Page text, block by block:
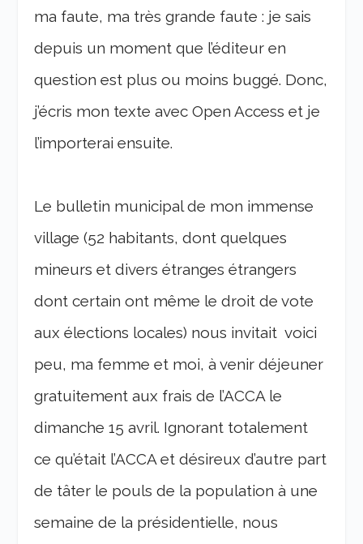
ma faute, ma très grande faute : je sais
depuis un moment que l’éditeur en
question est plus ou moins buggé. Donc,
j’écris mon texte avec Open Access et je
l’importerai ensuite.
Le bulletin municipal de mon immense
village (52 habitants, dont quelques
mineurs et divers étranges étrangers
dont certain ont même le droit de vote
aux élections locales) nous invitait voici
peu, ma femme et moi, à venir déjeuner
gratuitement aux frais de l’ACCA le
dimanche 15 avril. Ignorant totalement
ce qu’était l’ACCA et désireux d’autre part
de tâter le pouls de la population à une
semaine de la présidentielle, nous